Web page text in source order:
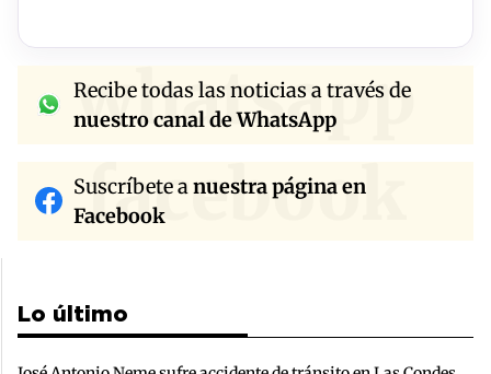
whatsapp
Recibe todas las noticias a través de
nuestro canal de WhatsApp
facebook
Suscríbete anuestra página en
Facebook
Lo último